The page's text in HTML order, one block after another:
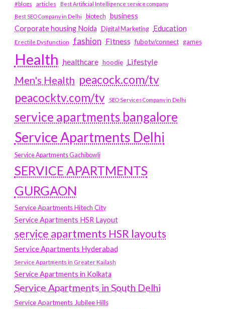
#blogs articles
Best Artificial Intelligence service company
Best SEO Company in Delhi
biotech business
Corporate housing Noida
Digital Marketing Education
Erectile Dysfunction fashion Fitness fubotv/connect games
Health healthcare hoodie Lifestyle
Men's Health peacock.com/tv
peacocktv.com/tv
SEO Services Company in Delhi
service apartments bangalore
Service Apartments Delhi
Service Apartments Gachibowli
SERVICE APARTMENTS
GURGAON
Service Apartments Hitech City
Service Apartments HSR Layout
service apartments HSR layouts
Service Apartments Hyderabad
Service Apartments in Greater Kailash
Service Apartments in Kolkata
Service Apartments in South Delhi
Service Apartments Jubilee Hills